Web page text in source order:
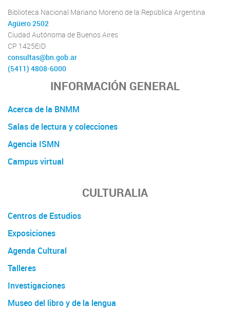
Biblioteca Nacional Mariano Moreno de la República Argentina
Agüero 2502
Ciudad Autónoma de Buenos Aires
CP 1425EID
consultas@bn.gob.ar
(5411) 4808-6000
INFORMACIÓN GENERAL
Acerca de la BNMM
Salas de lectura y colecciones
Agencia ISMN
Campus virtual
CULTURALIA
Centros de Estudios
Exposiciones
Agenda Cultural
Talleres
Investigaciones
Museo del libro y de la lengua